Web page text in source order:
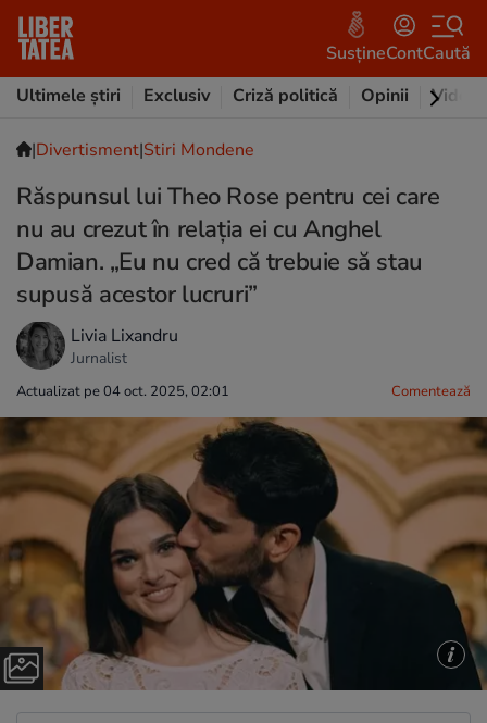
SusțineContCaută
Ultimele știri
Exclusiv Criză politică Opinii Video
|Divertisment|Stiri Mondene
Răspunsul lui Theo Rose pentru cei care
nu au crezut în relația ei cu Anghel
Damian. „Eu nu cred că trebuie să stau
supusă acestor lucruri”
Livia Lixandru
Jurnalist
Actualizat pe 04 oct. 2025, 02:01 Comentează